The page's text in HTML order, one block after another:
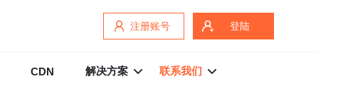
注册账号 登陆
CDN 解决方案 联系我们